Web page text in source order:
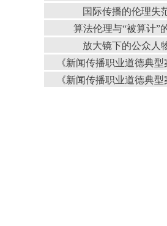
国际传播的伦理失
算法伦理与“被算计”
放大镜下的公众人
《新闻传播职业道德典
《新闻传播职业道德典